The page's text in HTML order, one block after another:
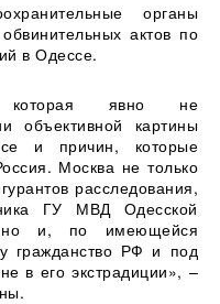
органы
актов по
в Одессе.
которая явно не
объективной картины
и причин, которые
Москва не только
расследования,
ГУ МВД Одесской
но и, по имеющейся
гражданство РФ и под
в его экстрадиции», –